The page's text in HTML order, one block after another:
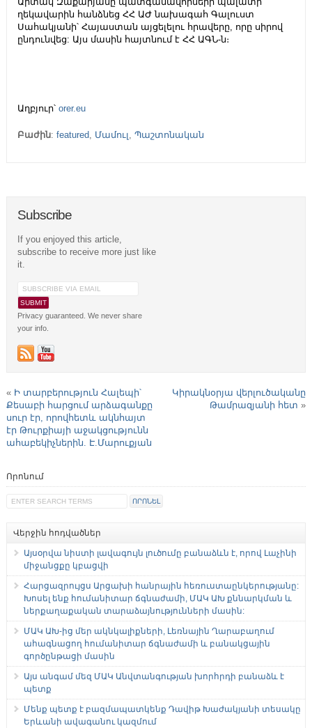
ղեկավարին հանձնեց ՀՀ ԱԺ նախագահ Գալուստ
Սահակյանի՝ Հայաստան այցելելու հրավերը, որը սիրով
ընդունվեց: Այս մասին հայտնում է ՀՀ ԱԳՆ-ն։
Աղբյուր՝ orer.eu
Բաժին: featured, Մամուլ, Պաշտոնական
Subscribe
If you enjoyed this article,
subscribe to receive more just like
it.
Privacy guaranteed. We never share
your info.
« Ի տարբերություն Հալեպի՝
Քեսաբի հարցում արձագանքը
սուր էր, որովհետև ակնհայտ
էր Թուրքիայի աջակցությունն
ահաբեկիչներին. Է.Մարուքյան
Կիրակնօրյա վերլուծականը
Թամրազյանի հետ »
Որոնում
Վերջին հոդվածներ
Այսօրվա նիստի լավագույն լուծումը բանաձևն է, որով Լաչինի
միջանցքը կբացվի
Հարցազրույցս Արցախի հանրային հեռուստաընկերությանը:
Խոսել ենք հումանիտար ճգնաժամի, ՄԱԿ ԱԽ քննարկման և
ներքաղաքական տարաձայնությունների մասին:
ՄԱԿ ԱԽ-ից մեր ակնկալիքների, Լեռնային Ղարաբաղում
ահագնացող հումանիտար ճգնաժամի և բանակցային
գործընթացի մասին
Այս անգամ մեզ ՄԱԿ Անվտանգության խորհրդի բանաձև է
պետք
Մենք պետք է բազմապատկենք Դավիթ Խաժակյանի տեսակը
Երևանի ավագանու կազմում